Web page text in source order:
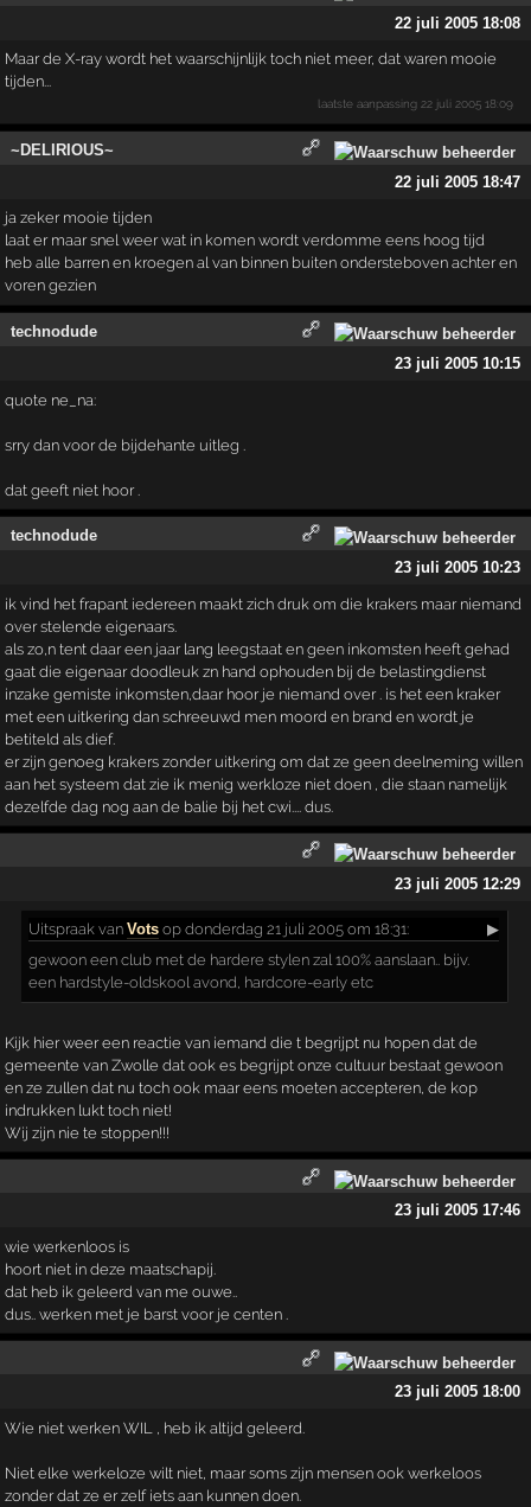
22 juli 2005 18:08
Maar de X-ray wordt het waarschijnlijk toch niet meer, dat waren mooie
tijden...
laatste aanpassing22 juli 2005 18:09
~DELIRIOUS~
22 juli 2005 18:47
ja zeker mooie tijden
laat er maar snel weer wat in komen wordt verdomme eens hoog tijd
heb alle barren en kroegen al van binnen buiten ondersteboven achter en
voren gezien
technodude
23 juli 2005 10:15
quote ne_na:
srry dan voor de bijdehante uitleg .
dat geeft niet hoor .
technodude
23 juli 2005 10:23
ik vind het frapant iedereen maakt zich druk om die krakers maar niemand
over stelende eigenaars.
als zo,n tent daar een jaar lang leegstaat en geen inkomsten heeft gehad
gaat die eigenaar doodleuk zn hand ophouden bij de belastingdienst
inzake gemiste inkomsten,daar hoor je niemand over . is het een kraker
met een uitkering dan schreeuwd men moord en brand en wordt je
betiteld als dief.
er zijn genoeg krakers zonder uitkering om dat ze geen deelneming willen
aan het systeem dat zie ik menig werkloze niet doen , die staan namelijk
dezelfde dag nog aan de balie bij het cwi.... dus.
23 juli 2005 12:29
Uitspraak vanVots op donderdag 21 juli 2005 om 18:31:
▶
gewoon een club met de hardere stylen zal 100% aanslaan.. bijv.
een hardstyle-oldskool avond, hardcore-early etc
Kijk hier weer een reactie van iemand die t begrijpt nu hopen dat de
gemeente van Zwolle dat ook es begrijpt onze cultuur bestaat gewoon
en ze zullen dat nu toch ook maar eens moeten accepteren, de kop
indrukken lukt toch niet!
Wij zijn nie te stoppen!!!
23 juli 2005 17:46
wie werkenloos is
hoort niet in deze maatschapij.
dat heb ik geleerd van me ouwe..
dus.. werken met je barst voor je centen .
23 juli 2005 18:00
Wie niet werken WIL , heb ik altijd geleerd.
Niet elke werkeloze wilt niet, maar soms zijn mensen ook werkeloos
zonder dat ze er zelf iets aan kunnen doen.